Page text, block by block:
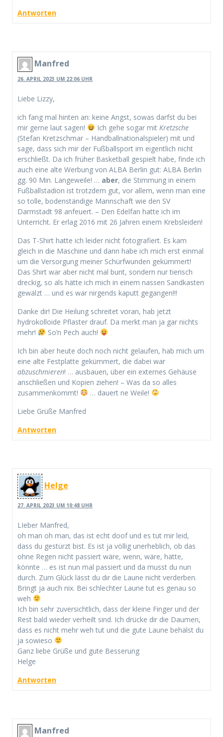
Antworten
Manfred
26. APRIL 2023 UM 22:06 UHR
Liebe Lizzy,
ich fang mal hinten an: keine Angst, sowas darfst du bei
mir gerne laut sagen!
Ich gehe sogar mit Kretzsche
(Stefan Kretzschmar – Handballnationalspieler) mit und
sage, dass sich mir der Fußballsport im eigentlich nicht
erschließt. Da ich früher Basketball gespielt habe, finde ich
auch eine alte Werbung von ALBA Berlin gut: ALBA Berlin
gg. 90 Min. Langeweile! … aber, die Stimmung in einem
Fußballstadion ist trotzdem gut, vor allem, wenn man eine
so tolle, bodenständige Mannschaft wie den SV
Darmstadt 98 anfeuert. – Den Edelfan hatte ich im
Unterricht. Er erlag 2016 mit 26 Jahren einem Krebsleiden!
Das T-Shirt hatte ich leider nicht fotografiert. Es kam
gleich in die Maschine und dann habe ich mich erst einmal
um die Versorgung meiner Schürfwunden gekümmert!
Das Shirt war aber nicht mal bunt, sondern nur tierisch
dreckig, so als hätte ich mich in einem nassen Sandkasten
gewälzt … und es war nirgends kaputt gegangen!!!
Danke dir! Die Heilung schreitet voran, hab jetzt
hydrokolloide Pflaster drauf. Da merkt man ja gar nichts
mehr!
So’n Pech auch!
Ich bin aber heute doch noch nicht gelaufen, hab mich um
eine alte Festplatte gekümmert, die dabei war
abzuschmieren! … ausbauen, über ein externes Gehäuse
anschließen und Kopien ziehen! – Was da so alles
zusammenkommt!
… dauert ne Weile!
Liebe Grüße Manfred
Antworten
Helge
27. APRIL 2023 UM 10:48 UHR
LIeber Manfred,
oh man oh man, das ist echt doof und es tut mir leid,
dass du gestürzt bist. Es ist ja völlig unerheblich, ob das
ohne Regen nicht passiert wäre, wenn, wäre, hätte,
könnte … es ist nun mal passiert und da musst du nun
durch. Zum Glück lässt du dir die Laune nicht verderben.
Bringt ja auch nix. Bei schlechter Laune tut es genau so
weh
Ich bin sehr zuversichtlich, dass der kleine Finger und der
Rest bald wieder verheilt sind. Ich drücke dir die Daumen,
dass es nicht mehr weh tut und die gute Laune behälst du
ja sowieso
Ganz liebe Grüße und gute Besserung
Helge
Antworten
Manfred